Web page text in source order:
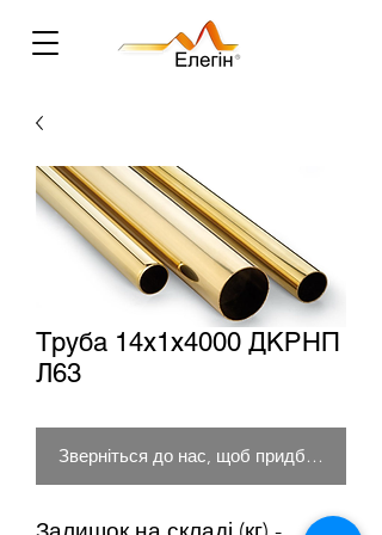
Труба 14х1х4000 ДКРНП
Л63
Зверніться до нас, щоб придбати товар